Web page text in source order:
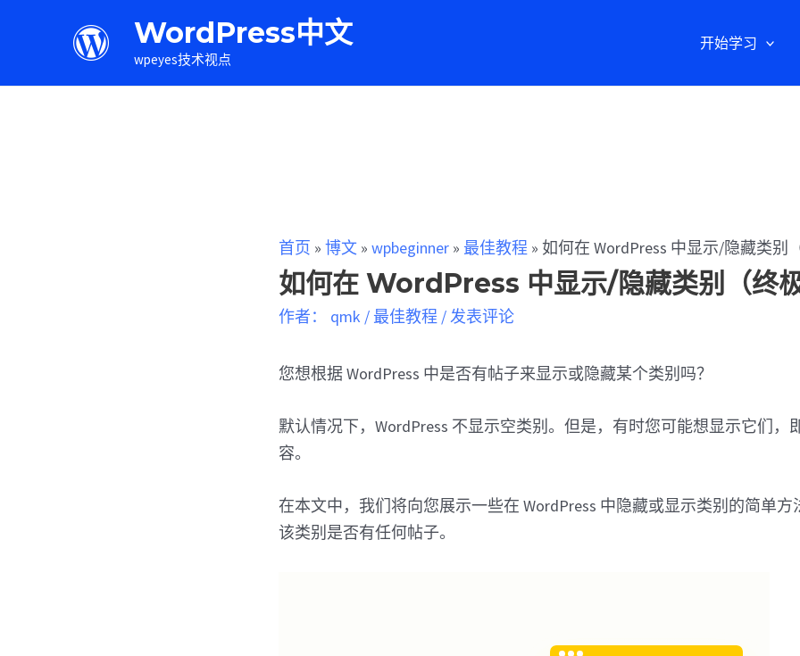
WordPress中文
wpeyes技术视点
开始学习
首页 »博文 »wpbeginner » 最佳教程 »如何在 WordPress 中显示/隐藏类别
如何在 WordPress 中显示/隐藏类别（终
作者： qmk / 最佳教程 /发表评论
您想根据 WordPress 中是否有帖子来显示或隐藏某个类别吗？
默认情况下，WordPress 不显示空类别。但是，有时您可能想显示它们，
容。
在本文中，我们将向您展示一些在 WordPress 中隐藏或显示类别的简单
该类别是否有任何帖子。